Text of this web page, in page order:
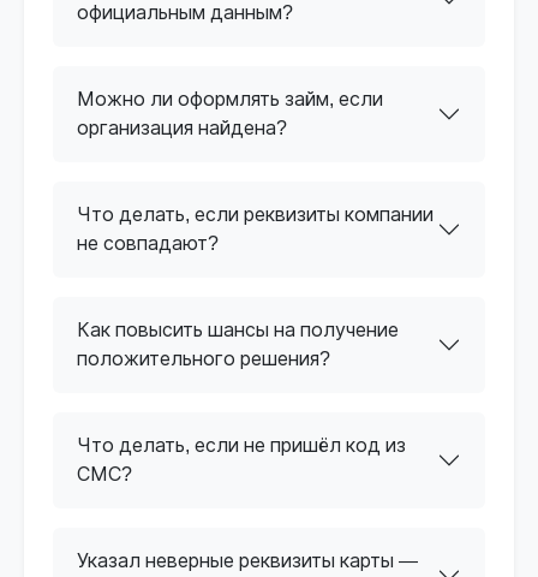
официальным данным?
Можно ли оформлять займ, если
организация найдена?
Что делать, если реквизиты компании
не совпадают?
Как повысить шансы на получение
положительного решения?
Что делать, если не пришёл код из
СМС?
Указал неверные реквизиты карты —